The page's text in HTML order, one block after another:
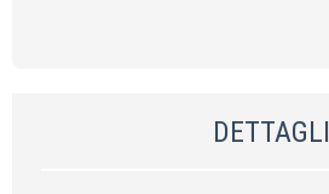
DETTAGLI